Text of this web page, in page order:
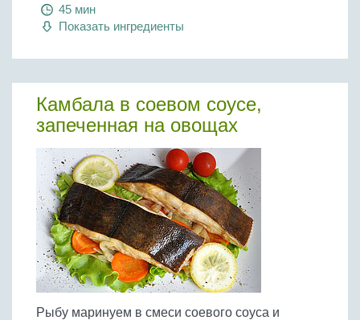
Бобовые
Яйца
Крупы
45 мин
Показать ингредиенты
Камбала в соевом соусе,
запеченная на овощах
Рыбу маринуем в смеси соевого соуса и